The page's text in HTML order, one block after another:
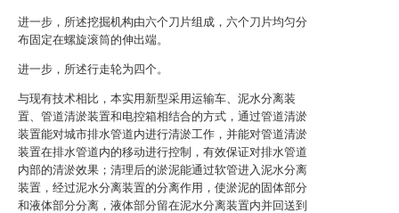
进一步，所述挖掘机构由六个刀片组成，六个刀片均匀分
布固定在螺旋滚筒的伸出端。
进一步，所述行走轮为四个。
与现有技术相比，本实用新型采用运输车、泥水分离装
置、管道清淤装置和电控箱相结合的方式，通过管道清淤
装置能对城市排水管道内进行清淤工作，并能对管道清淤
装置在排水管道内的移动进行控制，有效保证对排水管道
内部的清淤效果；清理后的淤泥能通过软管进入泥水分离
装置，经过泥水分离装置的分离作用，使淤泥的固体部分
和液体部分分离，液体部分留在泥水分离装置内并回送到